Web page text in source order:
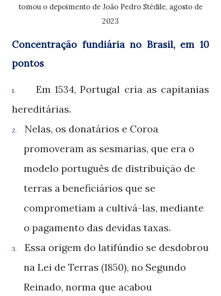
tomou o depoimento de João Pedro Stédile, agosto de
2023
Concentração fundiária no Brasil, em 10
pontos
1. Em1534, Portugal cria as capitanias
hereditárias.
2.
Nelas, os donatários e Coroa
promoveram as sesmarias, que era o
modelo português de distribuição de
terras a beneficiários que se
comprometiam a cultivá-las, mediante
o pagamento das devidas taxas.
3.
Essa origem do latifúndio se desdobrou
na Lei de Terras (1850), no Segundo
Reinado, norma que acabou